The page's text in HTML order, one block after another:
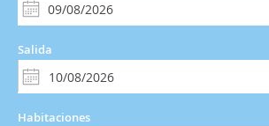
Salida
Habitaciones